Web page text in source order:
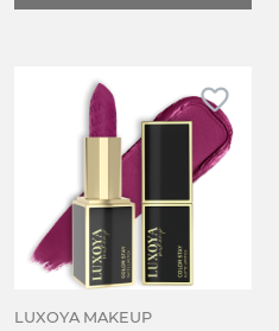
favorite_border
LUXOYA MAKEUP